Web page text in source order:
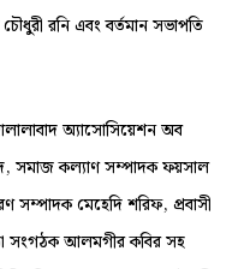
রনি এবং বর্তমান সভাপতি
অ্যাসোসিয়েশন অব
সমাজ কল্যাণ সম্পাদক ফয়সাল
সম্পাদক মেহেদি শরিফ, প্রবাসী
সংগঠক আলমগীর কবির সহ